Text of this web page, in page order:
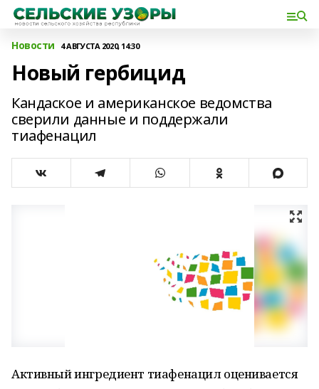
Новости 4 АВГУСТА 2020, 14:30
Новый гербицид
Кандаское и американское ведомства
сверили данные и поддержали
тиафенацил
Активный ингредиент тиафенацил оценивается